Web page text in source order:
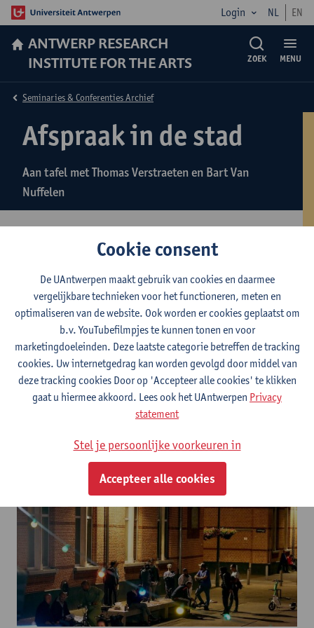
Login NL EN
ANTWERP RESEARCH
INSTITUTE FOR THE ARTS
MENU
ZOEK
Afspraak in de stad
Aan tafel met Thomas Verstraeten en Bart Van
Nuffelen
Seminaries & Conferenties Archief
Naar aanleiding van hun voorstellingen Seefhoek
SeriesenHonderdpraten theatermakersThomas Verstraeten
enBart Van Nuffelenover hun geloof, hoop en liefde voor de
CultuursocioloogPascal Gielen leidt het gesprek in. Dramaturg
Erwin Janspraat daarna verder met Thomas Verstraeten en Bart
Van Nuffelen.
expoSeefhoek Series
19u30 een rondleiding in de expo. Om 20u30 start het
gesprek in de inkomhal van de Bourla.
Cookie consent
De UAntwerpen maakt gebruik van cookies en daarmee
vergelijkbare technieken voor het functioneren, meten en
optimaliseren van de website. Ook worden er cookies geplaatst om
b.v. YouTubefilmpjes te kunnen tonen en voor
marketingdoeleinden. Deze laatste categorie betreffen de tracking
cookies. Uw internetgedrag kan worden gevolgd door middel van
deze tracking cookies Door op 'Accepteer alle cookies' te klikken
gaat u hiermee akkoord. Lees ook het UAntwerpen Privacy
statement
Stel je persoonlijke voorkeuren in
Accepteer alle cookies